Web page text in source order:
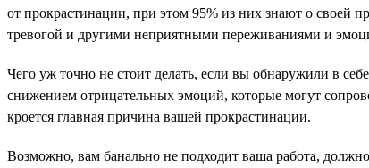
от прокрастинации, при этом 95% из них знают о своей
тревогой и другими неприятными переживаниями и
Чего уж точно не стоит делать, если вы обнаружили в
снижением отрицательных эмоций, которые могут
кроется главная причина вашей прокрастинации.
Возможно, вам банально не подходит ваша работа,